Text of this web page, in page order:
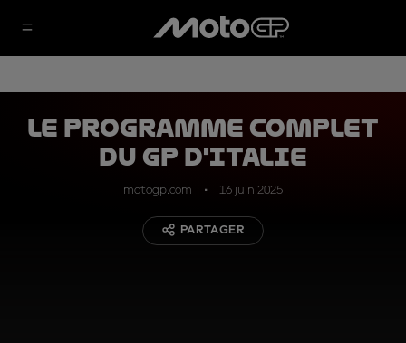
Le programme complet
du GP d'Italie
motogp.com 16 juin 2025
PARTAGER